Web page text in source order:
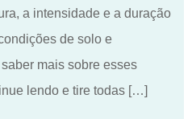
a intensidade e a duração
de solo e
mais sobre esses
lendo e tire todas […]